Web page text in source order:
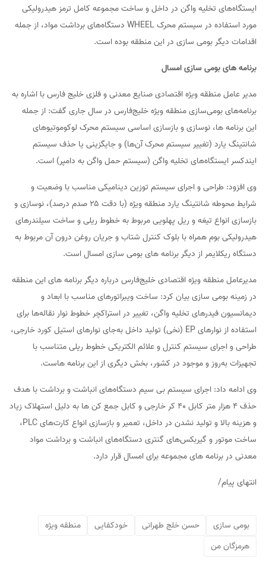
ایستگاه‌های تخلیه واگن در داخل و ساخت مجموعه کامل ترمز هیدرولیکی
مورد استفاده در سیستم محرک WHEEL دستگاه‌های برداشت مواد، از جمله
اقدامات دیگر بومی سازی در این منطقه بوده است.
برنامه های بومی سازی امسال
مدیر عامل منطقه ویژه اقتصادی صنایع معدنی و فلزی خلیج فارس با اشاره به
برنامه‌های بومی‌سازی منطقه ویژه خلیج‌فارس در سال جاری گفت: از جمله
این برنامه ها، نوسازی و بازسازی اساسی سیستم محرک لوکوموتیوهای
شانتینگ یارد (تغییر سیستم محرک آن‌ها) و جایگزینی یا حذف سیستم
ایندکسر ایستگاه‌های تخلیه واگن (سیستم حمل واگن به دامپر) است.
وی افزود: طراحی و اجرای سیستم توزین دینامیکی مناسب با وضعیت و
شرایط محوطه شانتینگ یارد منطقه ویژه (با دقت ۲۵ صدم درصد)، نوسازی و
بازسازی انواع تیغه و ریل پهلویی مربوط به خطوط ریلی و ساخت سیلندرهای
هیدرولیکی بوم همراه با بلوک کنترل شتاب و جریان روغن درون آن مربوط به
دستگاه ریکلایمر از دیگر برنامه های بومی سازی امسال است.
مدیرعامل منطقه ویژه اقتصادی خلیج‌فارس درباره دیگر برنامه های این منطقه
در زمینه بومی سازی بیان کرد: ساخت ویبراتورهای مناسب با ابعاد و
دیمانسیون فیدرهای تخلیه واگن، تغییر در استراکچر خطوط نوار نقاله‌ها برای
استفاده از نوارهای EP (نخی) تولید داخل به‌جای نوارهای استیل کورد خارجی،
طراحی و اجرای سیستم کنترل و علائم الکتریکی خطوط ریلی متناسب با
تجهیزات به‌روز و موجود در کشور، بخش دیگری از این برنامه هاست.
وی ادامه داد: اجرای سیستم بی سیم دستگاه‌های انباشت و برداشت با هدف
حذف 4 هزار متر کابل ۴۰ کر خارجی و کابل جمع کن ها به دلیل استهلاک زیاد
و هزینه بالا و تولید نشدن در داخل، تعمیر و بازسازی انواع کارت‌های PLC،
ساخت موتور و گیربکس‌های گنتری دستگاه‌های انباشت و برداشت مواد
معدنی در برنامه های مجموعه برای امسال قرار دارد.
انتهای پیام/
بومی سازی حسن خلج طهرانی خودکفایی
منطقه ویژه
هرمزگان من